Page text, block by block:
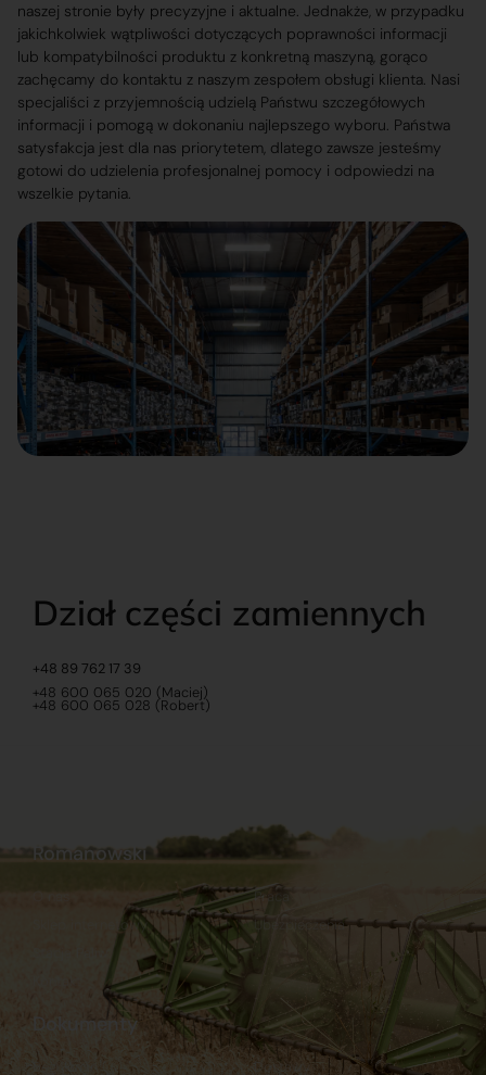
naszej stronie były precyzyjne i aktualne. Jednakże, w przypadku
jakichkolwiek wątpliwości dotyczących poprawności informacji
lub kompatybilności produktu z konkretną maszyną, gorąco
zachęcamy do kontaktu z naszym zespołem obsługi klienta. Nasi
specjaliści z przyjemnością udzielą Państwu szczegółowych
informacji i pomogą w dokonaniu najlepszego wyboru. Państwa
satysfakcja jest dla nas priorytetem, dlatego zawsze jesteśmy
gotowi do udzielenia profesjonalnej pomocy i odpowiedzi na
wszelkie pytania.
Dział części zamiennych
+48 89 762 17 39
+48 600 065 020 (Maciej)
+48 600 065 028 (Robert)
Dokumenty
Regulamin Dostawy
Romanowski
Sklep internetowy
Praca
Ubezpieczenia